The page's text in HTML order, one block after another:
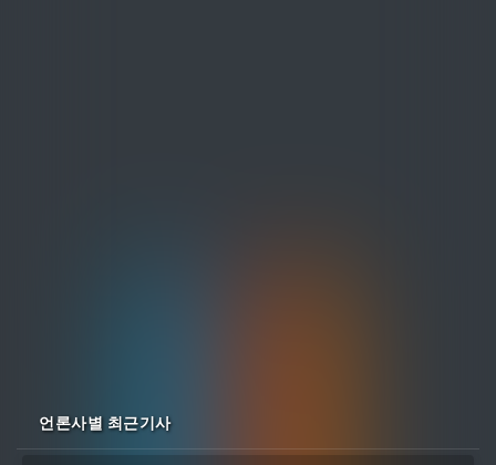
언론사별 최근기사